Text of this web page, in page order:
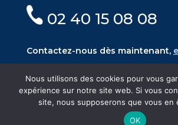
02 40 15 08 08
Contactez-nous dès maintenant,
© Mairie du Pouliguen - Création
Mentions
Nous utilisons des cookies pour vous
expérience sur notre site web. Si vous
site, nous supposerons que vous en
OK